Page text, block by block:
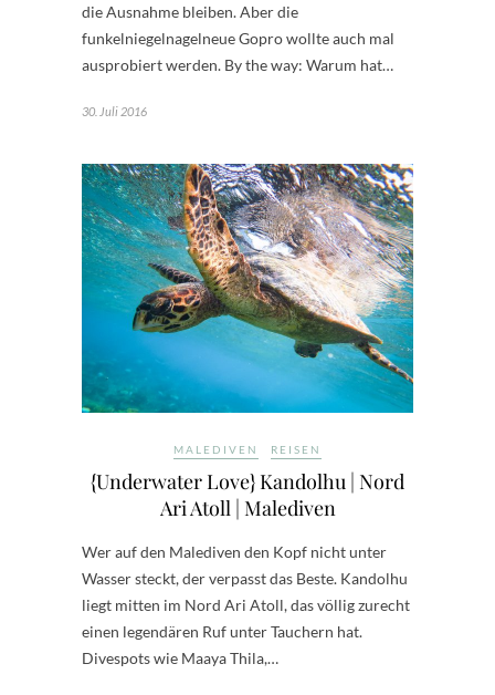
die Ausnahme bleiben. Aber die
funkelniegelnagelneue Gopro wollte auch mal
ausprobiert werden. By the way: Warum hat…
30. Juli 2016
MALEDIVEN REISEN
{Underwater Love} Kandolhu | Nord
Ari Atoll | Malediven
Wer auf den Malediven den Kopf nicht unter
Wasser steckt, der verpasst das Beste. Kandolhu
liegt mitten im Nord Ari Atoll, das völlig zurecht
einen legendären Ruf unter Tauchern hat.
Divespots wie Maaya Thila,…